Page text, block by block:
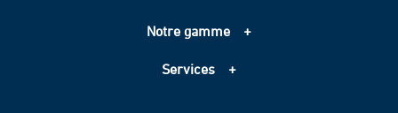
Échelle de performance CO2
Notre gamme
Assainissement
Services